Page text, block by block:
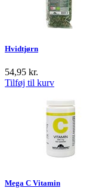
Hvidtjørn
54,95 kr.
Tilføj til kurv
Mega C Vitamin